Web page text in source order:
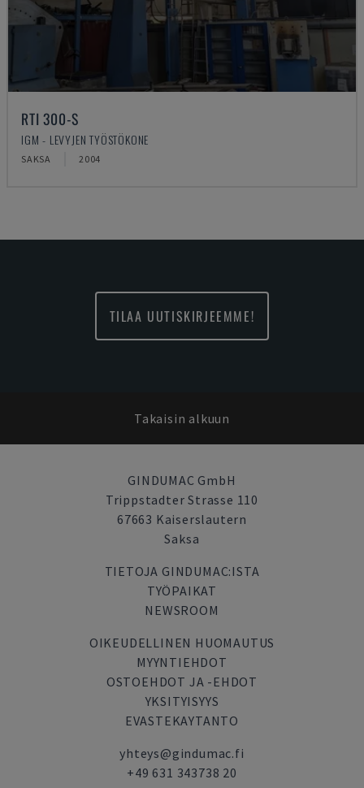
RTI 300-S
IGM - LEVYJEN TYÖSTÖKONE
SAKSA 2004
TILAA UUTISKIRJEEMME!
Takaisin alkuun
GINDUMAC GmbH
Trippstadter Strasse 110
67663 Kaiserslautern
Saksa
TIETOJA GINDUMAC:ISTA
TYÖPAIKAT
NEWSROOM
OIKEUDELLINEN HUOMAUTUS
MYYNTIEHDOT
OSTOEHDOT JA -EHDOT
YKSITYISYYS
EVASTEKAYTANTO
yhteys@gindumac.fi
+49 631 343738 20